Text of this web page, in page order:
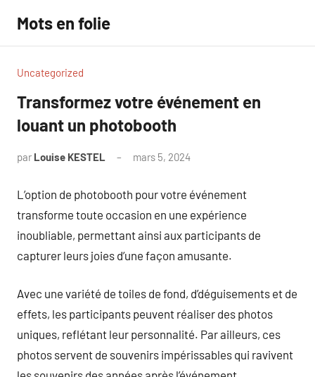
contenu
Mots en folie
Uncategorized
Transformez votre événement en
louant un photobooth
par Louise KESTEL mars 5, 2024
L’option de photobooth pour votre événement
transforme toute occasion en une expérience
inoubliable, permettant ainsi aux participants de
capturer leurs joies d’une façon amusante.
Avec une variété de toiles de fond, d’déguisements et de
effets, les participants peuvent réaliser des photos
uniques, reflétant leur personnalité. Par ailleurs, ces
photos servent de souvenirs impérissables qui ravivent